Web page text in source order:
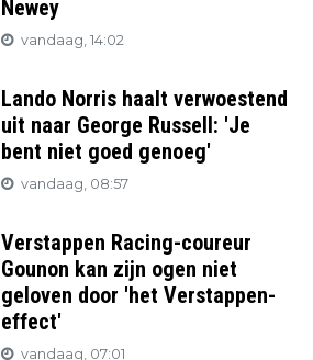
Newey
vandaag, 14:02
Lando Norris haalt verwoestend
uit naar George Russell: 'Je
bent niet goed genoeg'
vandaag, 08:57
Verstappen Racing-coureur
Gounon kan zijn ogen niet
geloven door 'het Verstappen-
effect'
vandaag, 07:01